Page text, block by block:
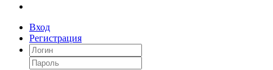
Вход
Регистрация